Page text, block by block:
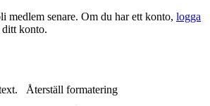
medlem senare. Om du har ett konto, logga
ditt konto.
Återställ formatering